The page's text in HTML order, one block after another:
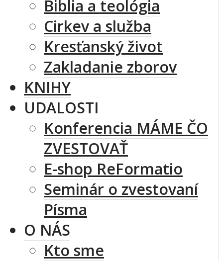
Biblia a teológia
Cirkev a služba
Kresťanský život
Zakladanie zborov
KNIHY
UDALOSTI
Konferencia MÁME ČO
ZVESTOVAŤ
E-shop ReFormatio
Seminár o zvestovaní
Písma
O NÁS
Kto sme